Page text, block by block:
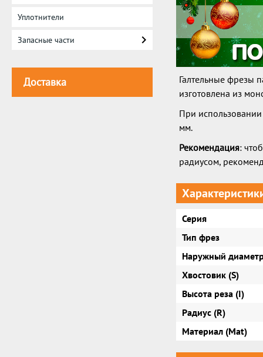
Уплотнители
Запасные части
Доставка
Галтельные фрезы
изготовлена из
При
мм.
Рекомендация:
радиусом,
Серия
Тип фрез
Наружный
Хвостовик (S)
Высота реза (I)
Радиус (R)
Материал (Mat)